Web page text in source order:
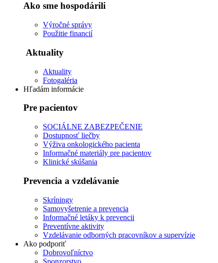
Ako sme hospodárili
Výročné správy
Použitie financií
Aktuality
Aktuality
Fotogaléria
Hľadám informácie
Pre pacientov
SOCIÁLNE ZABEZPEČENIE
Dostupnosť liečby
Výživa onkologického pacienta
Informačné materiály pre pacientov
Klinické skúšania
Prevencia a vzdelávanie
Skríningy
Samovyšetrenie a prevencia
Informačné letáky k prevencii
Preventívne aktivity
Vzdelávanie odborných pracovníkov a supervízie
Ako podporiť
Dobrovoľníctvo
Sponzorstvo